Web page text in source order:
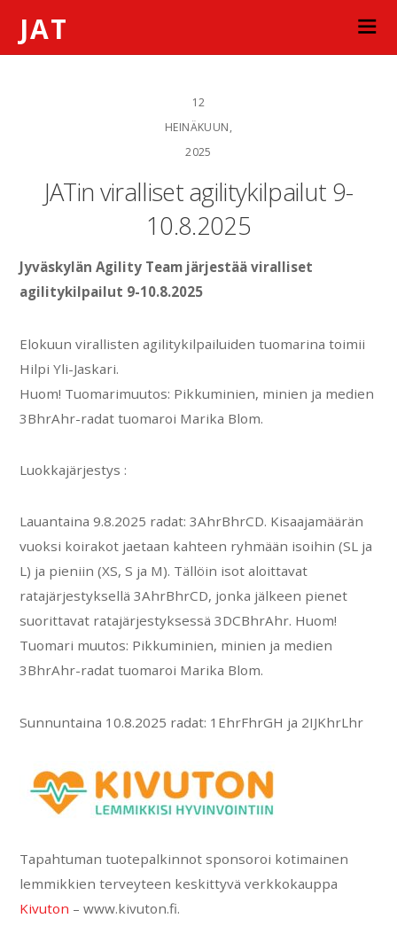
JAT
12
HEINÄKUUN,
2025
JATin viralliset agilitykilpailut 9-
10.8.2025
Jyväskylän Agility Team järjestää viralliset
agilitykilpailut 9-10.8.2025
Elokuun virallisten agilitykilpailuiden tuomarina toimii
Hilpi Yli-Jaskari.
Huom! Tuomarimuutos: Pikkuminien, minien ja medien
3BhrAhr-radat tuomaroi Marika Blom.
Luokkajärjestys :
Lauantaina 9.8.2025 radat: 3AhrBhrCD. Kisaajamäärän
vuoksi koirakot jaetaan kahteen ryhmään isoihin (SL ja
L) ja pieniin (XS, S ja M). Tällöin isot aloittavat
ratajärjestyksellä 3AhrBhrCD, jonka jälkeen pienet
suorittavat ratajärjestyksessä 3DCBhrAhr. Huom!
Tuomari muutos: Pikkuminien, minien ja medien
3BhrAhr-radat tuomaroi Marika Blom.
Sunnuntaina 10.8.2025 radat: 1EhrFhrGH ja 2IJKhrLhr
Tapahtuman tuotepalkinnot sponsoroi kotimainen
lemmikkien terveyteen keskittyvä verkkokauppa
Kivuton – www.kivuton.fi.